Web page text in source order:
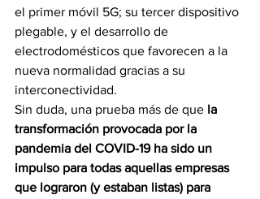
el primer móvil 5G; su tercer dispositivo
plegable, y el desarrollo de
electrodomésticos que favorecen a la
nueva normalidad gracias a su
interconectividad.
Sin duda, una prueba más de que la
transformación provocada por la
pandemia del COVID-19 ha sido un
impulso para todas aquellas empresas
que lograron (y estaban listas) para